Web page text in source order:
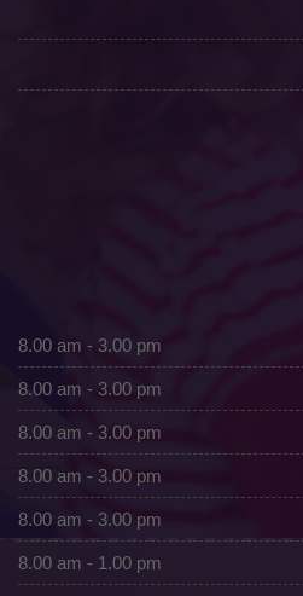
8.00 am - 3.00 pm
8.00 am - 3.00 pm
8.00 am - 3.00 pm
8.00 am - 3.00 pm
8.00 am - 3.00 pm
8.00 am - 1.00 pm